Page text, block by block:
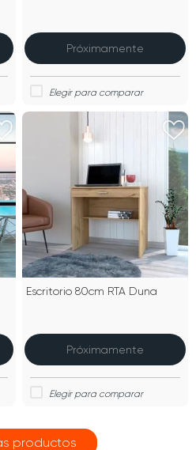
Próximamente
Escritorio 80cm RTA Duna
Próximamente